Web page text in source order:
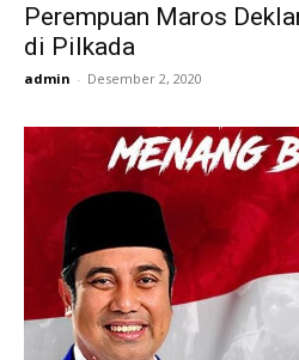
Perempuan Maros
di Pilkada
admin - Desember 2, 2020